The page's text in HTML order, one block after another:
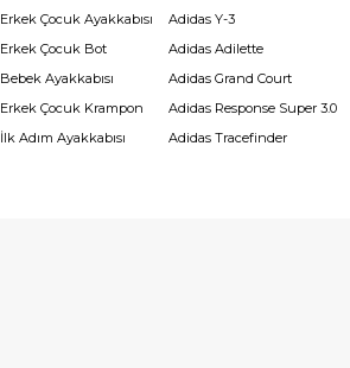
Erkek Çocuk Ayakkabısı
Erkek Çocuk Bot
Bebek Ayakkabısı
Erkek Çocuk Krampon
İlk Adım Ayakkabısı
Adidas Y-3
Adidas Adilette
Adidas Grand Court
Adidas Response Super 3.0
Adidas Tracefinder